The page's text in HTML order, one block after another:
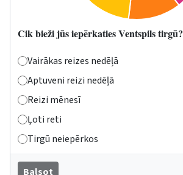
Cik bieži jūs iepērkaties Ventspils tirgū?
Vairākas reizes nedēļā
Aptuveni reizi nedēļā
Reizi mēnesī
Ļoti reti
Tirgū neiepērkos
Balsot